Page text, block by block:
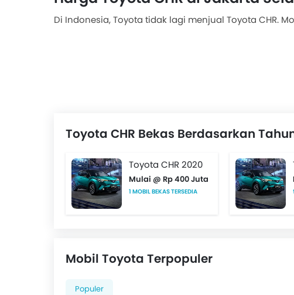
Di Indonesia, Toyota tidak lagi menjual Toyota CHR.
Toyota CHR Bekas Berdasarkan
Toyota CHR 2020
Mulai @ Rp 400 Juta
1 MOBIL BEKAS TERSEDIA
Mobil Toyota Terpopuler
Populer